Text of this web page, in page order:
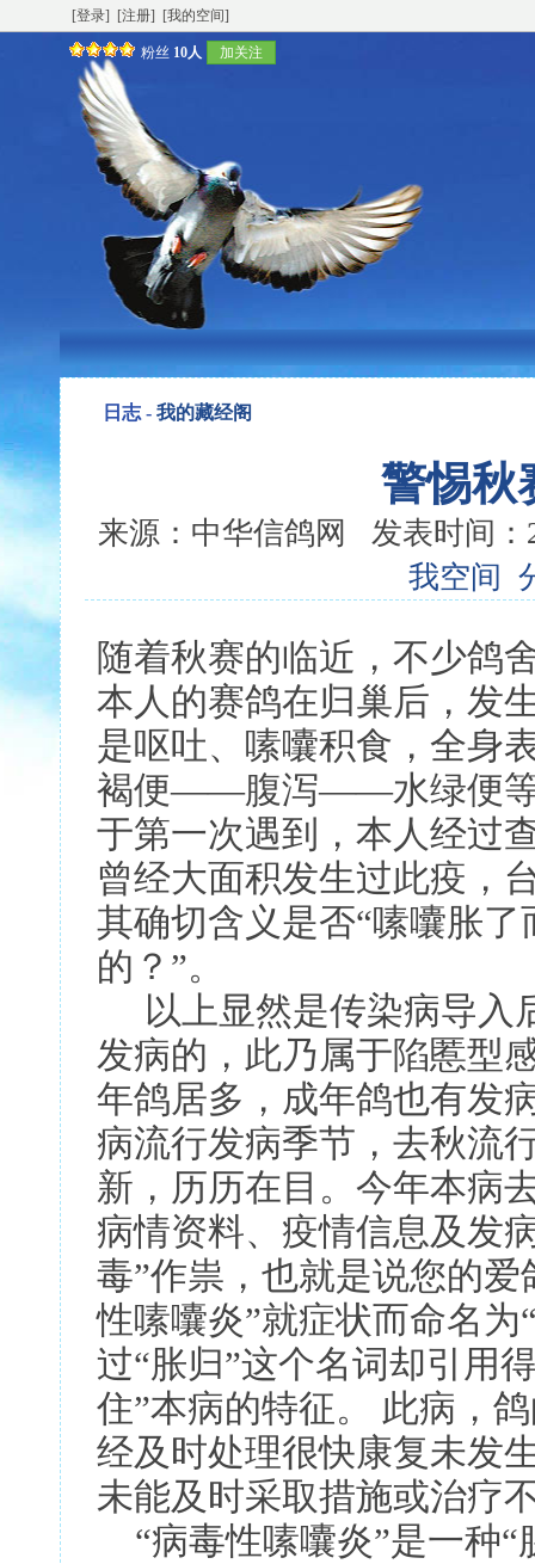
[登录] [注册] [我的空间]
粉丝 10人 加关注
日志 - 我的藏经阁
警惕秋
来源：中华信鸽网 发表时间
我空间
随着秋赛的临近，不少鸽
本人的赛鸽在归巢后，发
是呕吐、嗉囔积食，全
褐便——腹泻——水绿便等
于第一次遇到，本人经过
曾经大面积发生过此疫，
其确切含义是否“嗉囔胀
的？”。
以上显然是传染病导入
发病的，此乃属于陷慝型
年鸽居多，成年鸽也有发
病流行发病季节，去秋流
新，历历在目。今年本病
病情资料、疫情信息及发
毒”作祟，也就是说您的
性嗉囔炎”就症状而命名
过“胀归”这个名词却引用
住”本病的特征。 此病，
经及时处理很快康复未发
未能及时采取措施或治
“病毒性嗉囔炎”是一种“